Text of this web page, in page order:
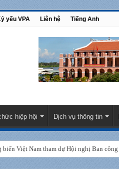
yếu VPA Liên hệ Tiếng Anh
hiệp hội Dịch vụ thông tin
Việt Nam tham dự Hội nghị Ban